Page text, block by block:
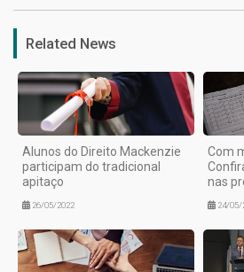
Related News
Alunos do Direito Mackenzie
participam do tradicional
apitaço
26/05/2022
Com
nas
24/05/